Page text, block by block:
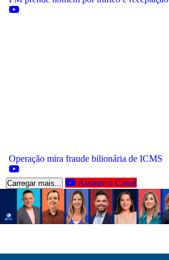
Operação mira fraude bilionária de ICMS
Carregar mais... Assinar o Canal